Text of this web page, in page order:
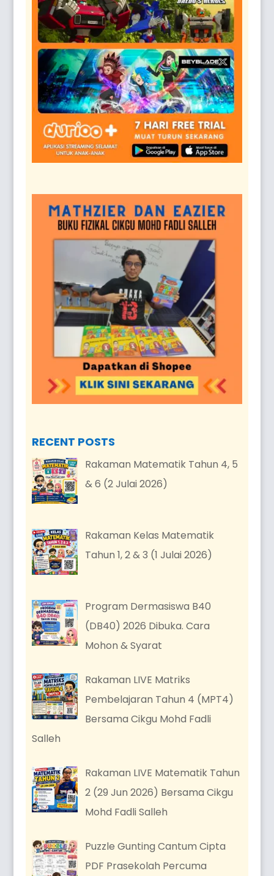
RECENT POSTS
Rakaman Matematik Tahun 4, 5
& 6 (2 Julai 2026)
Rakaman Kelas Matematik
Tahun 1, 2 & 3 (1 Julai 2026)
Program Dermasiswa B40
(DB40) 2026 Dibuka. Cara
Mohon & Syarat
Rakaman LIVE Matriks
Pembelajaran Tahun 4 (MPT4)
Bersama Cikgu Mohd Fadli
Salleh
Rakaman LIVE Matematik Tahun
2 (29 Jun 2026) Bersama Cikgu
Mohd Fadli Salleh
Puzzle Gunting Cantum Cipta
PDF Prasekolah Percuma